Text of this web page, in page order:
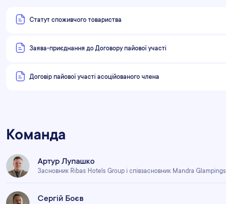
Статут споживчого товариства
Заява-приєднання до Договору пайової участі
Договір пайової участі асоційованого члена
Команда
Артур Лупашко
Засновник Ribas Hotels Group і співзасновник Mandra Glampings
Сергій Боєв